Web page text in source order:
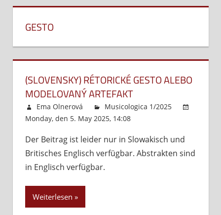
GESTO
(SLOVENSKY) RÉTORICKÉ GESTO ALEBO
MODELOVANÝ ARTEFAKT
Ema Olnerová
Musicologica 1/2025
Monday, den 5. May 2025, 14:08
(Slovensky)
Rétorické
Der Beitrag ist leider nur in Slowakisch und
Britisches Englisch verfügbar. Abstrakten sind
in Englisch verfügbar.
Weiterlesen